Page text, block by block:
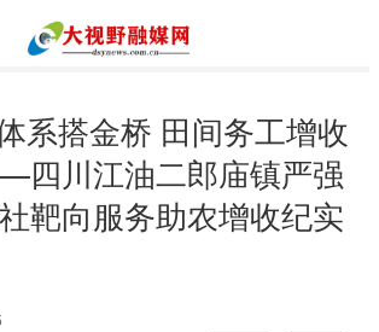
系搭金桥 田间务工增收
川江油二郎庙镇严强
靶向服务助农增收纪实